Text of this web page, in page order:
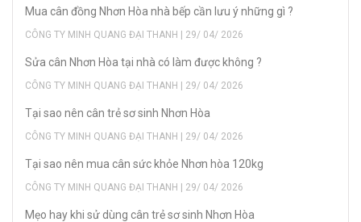
Mua cân đồng Nhơn Hòa nhà bếp cần lưu ý những gì ?
CÔNG TY MINH QUANG ĐẠI THANH | 29/ 04/ 2026
Sửa cân Nhơn Hòa tại nhà có làm được không ?
CÔNG TY MINH QUANG ĐẠI THANH | 29/ 04/ 2026
Tại sao nên cân trẻ sơ sinh Nhơn Hòa
CÔNG TY MINH QUANG ĐẠI THANH | 29/ 04/ 2026
Tại sao nên mua cân sức khỏe Nhơn hòa 120kg
CÔNG TY MINH QUANG ĐẠI THANH | 29/ 04/ 2026
Mẹo hay khi sử dùng cân trẻ sơ sinh Nhơn Hòa